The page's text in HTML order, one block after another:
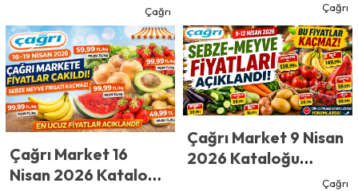
Market’te Fiyatlar
Şoke Etti! Çilek,
Karpuz, Fasulye ve
Daha Fazlasında Dev
İndirim
Çağrı
Market’te Fiyatlar
Şoke Etti! Domates,
Çilek, Karpuz ve
Patates Fiyatlarını
Gören Markete
Koşuyor
Çağrı
Çağrı Market 16
Nisan 2026 Kataloğu
Çağrı Market 9 Nisan
2026 Kataloğu
Çağrı